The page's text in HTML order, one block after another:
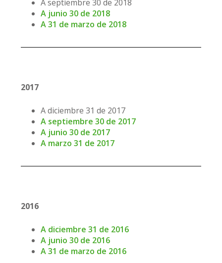
A septiembre 30 de 2018
A junio 30 de 2018
A 31 de marzo de 2018
2017
A diciembre 31 de 2017
A septiembre 30 de 2017
A junio 30 de 2017
A marzo 31 de 2017
2016
A diciembre 31 de 2016
A junio 30 de 2016
A 31 de marzo de 2016